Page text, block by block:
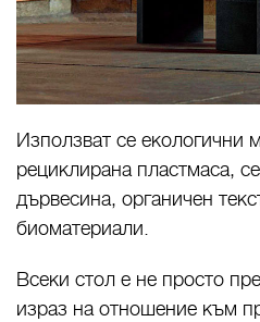
Използват се екологични
рециклирана пластмаса,
дървесина, органичен
биоматериали.
Всеки стол е не просто
израз на отношение към